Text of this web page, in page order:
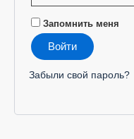
Запомнить меня
Войти
Забыли свой пароль?